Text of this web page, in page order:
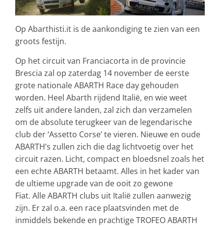
Op Abarthisti.it is de aankondiging te zien van een
groots festijn.
Op het circuit van Franciacorta in de provincie
Brescia zal op zaterdag 14 november de eerste
grote nationale ABARTH Race day gehouden
worden. Heel Abarth rijdend Italië, en wie weet
zelfs uit andere landen, zal zich dan verzamelen
om de absolute terugkeer van de legendarische
club der ‘Assetto Corse’ te vieren. Nieuwe en oude
ABARTH’s zullen zich die dag lichtvoetig over het
circuit razen. Licht, compact en bloedsnel zoals het
een echte ABARTH betaamt. Alles in het kader van
de ultieme upgrade van de ooit zo gewone
Fiat. Alle ABARTH clubs uit Italië zullen aanwezig
zijn. Er zal o.a. een race plaatsvinden met de
inmiddels bekende en prachtige TROFEO ABARTH